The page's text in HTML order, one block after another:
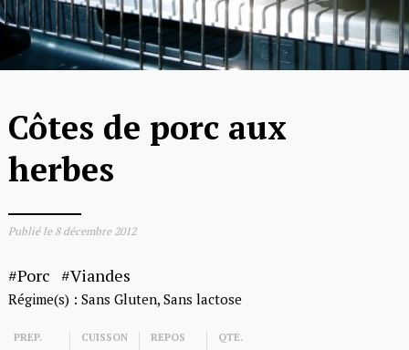
Côtes de porc aux
herbes
Publié le 8 décembre 2012
Porc Viandes
Régime(s) : Sans Gluten Sans lactose
PREP. CUISSON REPOS QTE.